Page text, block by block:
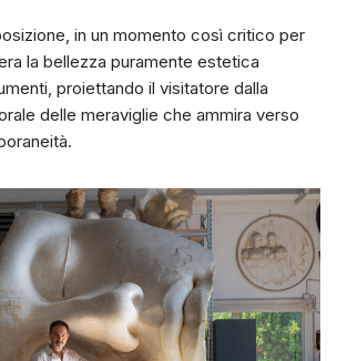
in un momento così critico per
la bellezza puramente estetica
proiettando il visitatore dalla
delle meraviglie che ammira verso